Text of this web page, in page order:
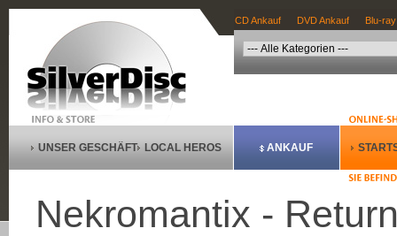
CD Ankauf DVD Ankauf Blu-
UNSER GESCHÄFT LOCAL HEROS ANKAUF
Nekromantix -